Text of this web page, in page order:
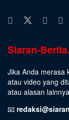
Siaran-
Jika Anda merasa
atau video yang
atau alasan
📧